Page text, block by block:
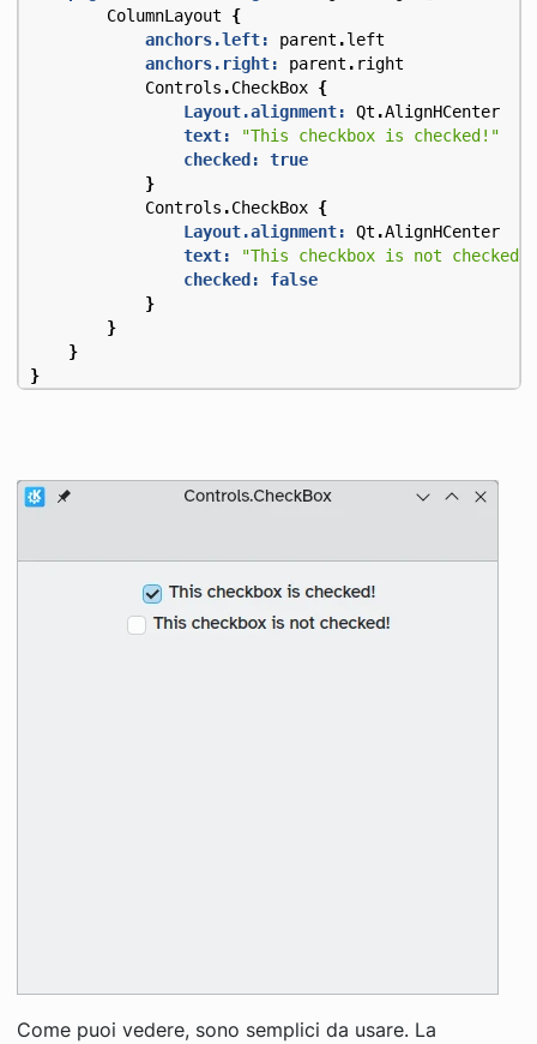
ColumnLayout
{
anchors.left:
parent .left
anchors.right:
parent . right
Controls .CheckBox {
Layout.alignment:
Qt .AlignHCenter
text:
"This checkbox is checked!"
checked:
true
}
Controls .CheckBox {
Layout.alignment:
Qt .AlignHCenter
text:
"This checkbox is not checked!"
checked:
false
}
}
}
}
Come puoi vedere, sono semplici da usare. La